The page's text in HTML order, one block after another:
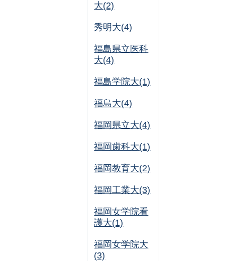
大(2)
秀明大(4)
福島県立医科
大(4)
福島学院大(1)
福島大(4)
福岡県立大(4)
福岡歯科大(1)
福岡教育大(2)
福岡工業大(3)
福岡女学院看
護大(1)
福岡女学院大
(3)